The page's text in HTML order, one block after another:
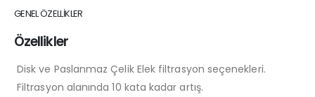
GENEL ÖZELLİKLER
Özellikler
Disk ve Paslanmaz Çelik Elek filtrasyon seçenekleri.
Filtrasyon alanında 10 kata kadar artış.